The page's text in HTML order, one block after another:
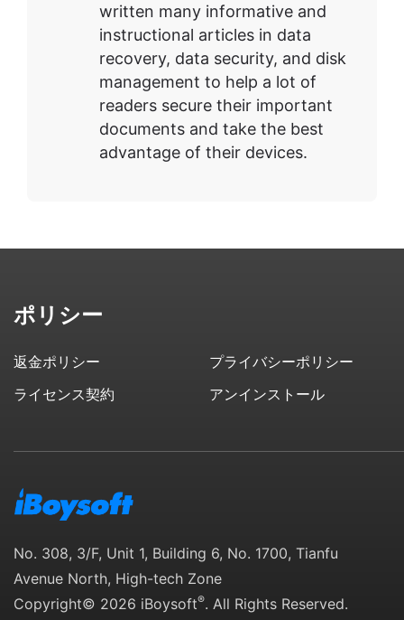
written many informative and
instructional articles in data
recovery, data security, and disk
management to help a lot of
readers secure their important
documents and take the best
advantage of their devices.
ポリシー
返金ポリシー
プライバシーポリシー
ライセンス契約
アンインストール
No. 308, 3/F, Unit 1, Building 6, No. 1700, Tianfu
Avenue North, High-tech Zone
Copyright© 2026 iBoysoft®. All Rights Reserved.